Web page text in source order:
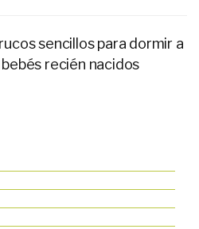
sencillos para dormir a
bebés recién nacidos